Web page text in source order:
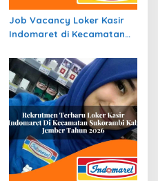
Job Vacancy Loker Kasir
Indomaret di Kecamatan
Murung Raya Tahun 2026